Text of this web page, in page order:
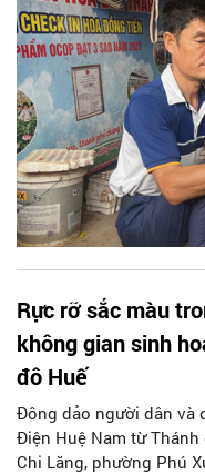
Rực rỡ sắc màu
không gian sinh
đô Huế
Đông dảo người dân và
Điện Huệ Nam từ
Chi Lăng, phường Phú